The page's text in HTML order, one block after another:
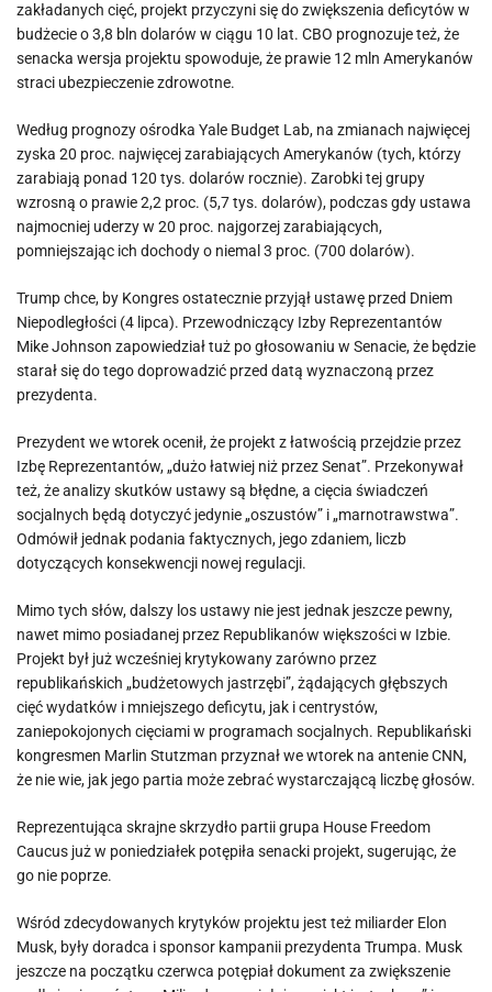
zakładanych cięć, projekt przyczyni się do zwiększenia deficytów w
budżecie o 3,8 bln dolarów w ciągu 10 lat. CBO prognozuje też, że
senacka wersja projektu spowoduje, że prawie 12 mln Amerykanów
straci ubezpieczenie zdrowotne.
Według prognozy ośrodka Yale Budget Lab, na zmianach najwięcej
zyska 20 proc. najwięcej zarabiających Amerykanów (tych, którzy
zarabiają ponad 120 tys. dolarów rocznie). Zarobki tej grupy
wzrosną o prawie 2,2 proc. (5,7 tys. dolarów), podczas gdy ustawa
najmocniej uderzy w 20 proc. najgorzej zarabiających,
pomniejszając ich dochody o niemal 3 proc. (700 dolarów).
Trump chce, by Kongres ostatecznie przyjął ustawę przed Dniem
Niepodległości (4 lipca). Przewodniczący Izby Reprezentantów
Mike Johnson zapowiedział tuż po głosowaniu w Senacie, że będzie
starał się do tego doprowadzić przed datą wyznaczoną przez
prezydenta.
Prezydent we wtorek ocenił, że projekt z łatwością przejdzie przez
Izbę Reprezentantów, „dużo łatwiej niż przez Senat”. Przekonywał
też, że analizy skutków ustawy są błędne, a cięcia świadczeń
socjalnych będą dotyczyć jedynie „oszustów” i „marnotrawstwa”.
Odmówił jednak podania faktycznych, jego zdaniem, liczb
dotyczących konsekwencji nowej regulacji.
Mimo tych słów, dalszy los ustawy nie jest jednak jeszcze pewny,
nawet mimo posiadanej przez Republikanów większości w Izbie.
Projekt był już wcześniej krytykowany zarówno przez
republikańskich „budżetowych jastrzębi”, żądających głębszych
cięć wydatków i mniejszego deficytu, jak i centrystów,
zaniepokojonych cięciami w programach socjalnych. Republikański
kongresmen Marlin Stutzman przyznał we wtorek na antenie CNN,
że nie wie, jak jego partia może zebrać wystarczającą liczbę głosów.
Reprezentująca skrajne skrzydło partii grupa House Freedom
Caucus już w poniedziałek potępiła senacki projekt, sugerując, że
go nie poprze.
Wśród zdecydowanych krytyków projektu jest też miliarder Elon
Musk, były doradca i sponsor kampanii prezydenta Trumpa. Musk
jeszcze na początku czerwca potępiał dokument za zwiększenie